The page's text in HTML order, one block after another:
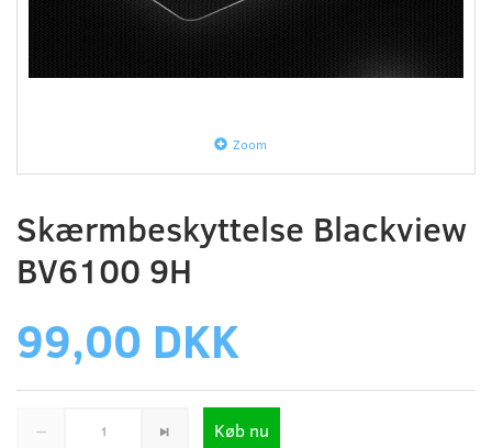
Zoom
Skærmbeskyttelse Blackview
BV6100 9H
99,00 DKK
Køb nu